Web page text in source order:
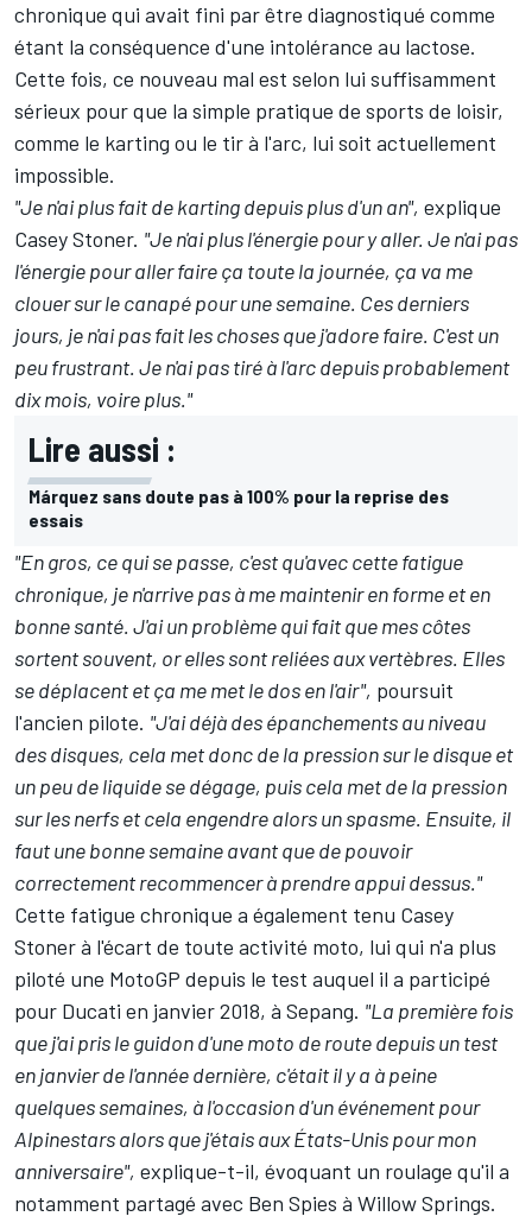
chronique qui avait fini par être diagnostiqué comme
étant la conséquence d'une intolérance au lactose.
Cette fois, ce nouveau mal est selon lui suffisamment
sérieux pour que la simple pratique de sports de loisir,
comme le karting ou le tir à l'arc, lui soit actuellement
impossible.
"Je n'ai plus fait de karting depuis plus d'un an", explique
Casey Stoner. "Je n'ai plus l'énergie pour y aller. Je n'ai pas
l'énergie pour aller faire ça toute la journée, ça va me
clouer sur le canapé pour une semaine. Ces derniers
jours, je n'ai pas fait les choses que j'adore faire. C'est un
peu frustrant. Je n'ai pas tiré à l'arc depuis probablement
dix mois, voire plus."
Lire aussi :
Márquez sans doute pas à 100% pour la reprise des
essais
"En gros, ce qui se passe, c'est qu'avec cette fatigue
chronique, je n'arrive pas à me maintenir en forme et en
bonne santé. J'ai un problème qui fait que mes côtes
sortent souvent, or elles sont reliées aux vertèbres. Elles
se déplacent et ça me met le dos en l'air", poursuit
l'ancien pilote. "J'ai déjà des épanchements au niveau
des disques, cela met donc de la pression sur le disque et
un peu de liquide se dégage, puis cela met de la pression
sur les nerfs et cela engendre alors un spasme. Ensuite, il
faut une bonne semaine avant que de pouvoir
correctement recommencer à prendre appui dessus."
Cette fatigue chronique a également tenu Casey
Stoner à l'écart de toute activité moto, lui qui n'a plus
piloté une MotoGP depuis le test auquel il a participé
pour Ducati en janvier 2018, à Sepang. "La première fois
que j'ai pris le guidon d'une moto de route depuis un test
en janvier de l'année dernière, c'était il y a à peine
quelques semaines, à l'occasion d'un événement pour
Alpinestars alors que j'étais aux États-Unis pour mon
anniversaire", explique-t-il, évoquant un roulage qu'il a
notamment partagé avec Ben Spies à Willow Springs.